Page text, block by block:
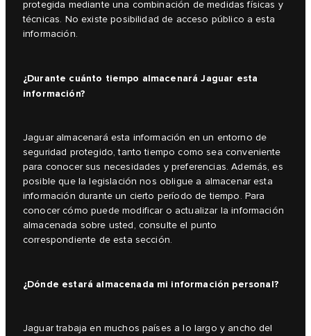
protegida mediante una combinación de medidas físicas y
técnicas. No existe posibilidad de acceso público a esta
información.
¿Durante cuánto tiempo almacenará Jaguar esta
información?
Jaguar almacenará esta información en un entorno de
seguridad protegido, tanto tiempo como sea conveniente
para conocer sus necesidades y preferencias. Además, es
posible que la legislación nos obligue a almacenar esta
información durante un cierto período de tiempo. Para
conocer cómo puede modificar o actualizar la información
almacenada sobre usted, consulte el punto
correspondiente de esta sección.
¿Dónde estará almacenada mi información personal?
Jaguar trabaja en muchos países a lo largo y ancho del